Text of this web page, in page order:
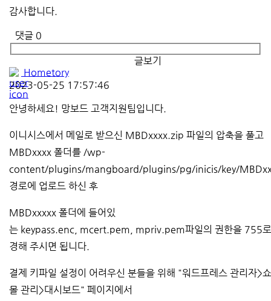
감사합니다.
댓글 0
글보기
Hometory
2023-05-25 17:57:46
안녕하세요! 망보드 고객지원팀입니다.
이니시스에서 메일로 받으신 MBDxxxx.zip 파일의 압축을 풀고
MBDxxxx 폴더를 /wp-
content/plugins/mangboard/plugins/pg/inicis/key/
경로에 업로드 하신 후
MBDxxxxx 폴더에 들어있
는 keypass.enc, mcert.pem, mpriv.pem파일의 권한을 755
경해 주시면 됩니다.
결제 키파일 설정이 어려우신 분들을 위해 "워드프레스 관리자>
몰 관리>대시보드" 페이지에서